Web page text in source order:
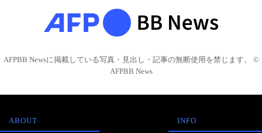
AFPBB Newsに掲載している写真・見出し・記事の無断使用を禁じます。 ©
AFPBB News
ABOUT INFO